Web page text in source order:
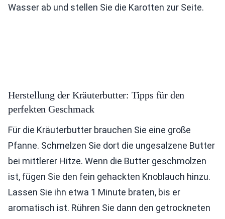
Wasser ab und stellen Sie die Karotten zur Seite.
Herstellung der Kräuterbutter: Tipps für den
perfekten Geschmack
Für die Kräuterbutter brauchen Sie eine große
Pfanne. Schmelzen Sie dort die ungesalzene Butter
bei mittlerer Hitze. Wenn die Butter geschmolzen
ist, fügen Sie den fein gehackten Knoblauch hinzu.
Lassen Sie ihn etwa 1 Minute braten, bis er
aromatisch ist. Rühren Sie dann den getrockneten